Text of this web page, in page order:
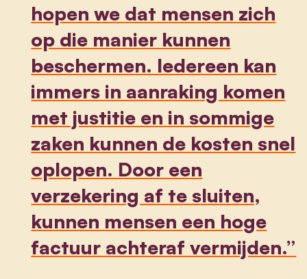
hopen we dat mensen zich
op die manier kunnen
beschermen. Iedereen kan
immers in aanraking komen
met justitie en in sommige
zaken kunnen de kosten snel
oplopen. Door een
verzekering af te sluiten,
kunnen mensen een hoge
factuur achteraf vermijden.”